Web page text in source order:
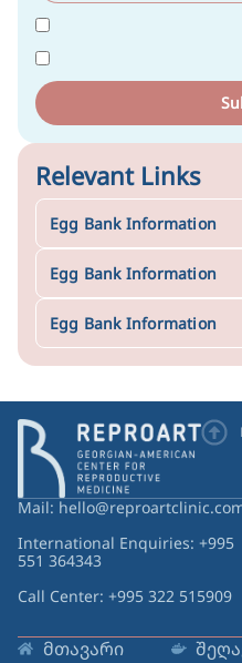
Relevant Links
Egg Bank Information
Egg Bank Information
Egg Bank Information
Mail:
International Enquiries: +995
551 364343
Call Center: +995 322 515909
მთავარი